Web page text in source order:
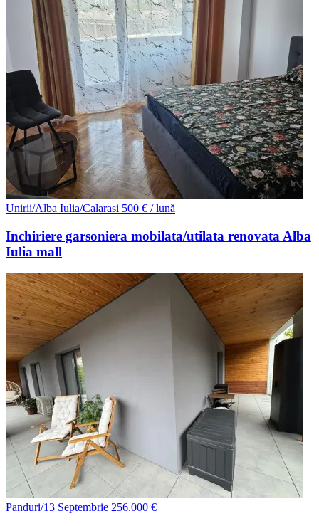
Unirii/Alba Iulia/Calarasi 500 € / lună
Inchiriere garsoniera mobilata/utilata renovata Alba
Iulia mall
Panduri/13 Septembrie 256.000 €